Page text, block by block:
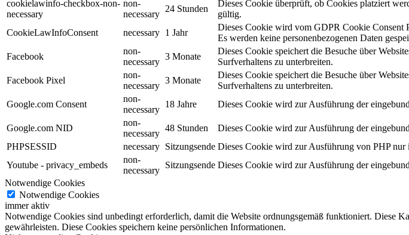
cookielawinfo-checkbox-non-
necessary
non-
necessary
24 Stunden
Dieses Cookie überprüft, ob Cookies platziert
gültig.
CookieLawInfoConsent
necessary 1 Jahr
Dieses Cookie wird vom GDPR Cookie Consent
Es werden keine personenbezogenen Daten
Facebook
non-
necessary
3 Monate
Dieses Cookie speichert die Besuche über
Surfverhaltens zu unterbreiten.
Facebook Pixel
non-
necessary
3 Monate
Dieses Cookie speichert die Besuche über
Surfverhaltens zu unterbreiten.
Google.com Consent
non-
necessary
18 Jahre Dieses Cookie wird zur Ausführung der
Google.com NID
non-
necessary
48 Stunden
Dieses Cookie wird zur Ausführung der
PHPSESSID
necessary Sitzungsende Dieses Cookie wird zur Ausführung von PHP nur
Youtube - privacy_embeds
non-
necessary
Sitzungsende Dieses Cookie wird zur Ausführung der
Notwendige Cookies
Notwendige Cookies
immer aktiv
Notwendige Cookies sind unbedingt erforderlich, damit die Website ordnungsgemäß funktioniert. Diese
gewährleisten. Diese Cookies speichern keine persönlichen Informationen.